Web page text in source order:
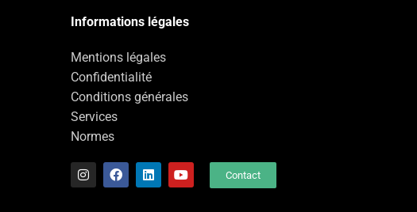
Informations légales
Mentions légales
Confidentialité
Conditions générales
Services
Normes
Contact